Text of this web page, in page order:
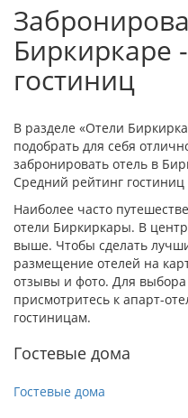
Биркиркаре
гостиниц
В разделе «Отели
подобрать для себя
забронировать отель в
Средний рейтинг гостиниц
Наиболее часто
отели Биркиркары. В
выше. Чтобы сделать
размещение отелей на
отзывы и фото. Для
присмотритесь к апарт-
гостиницам.
Гостевые дома
Гостевые дома